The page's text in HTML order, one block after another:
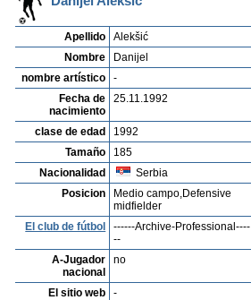
Apellido
Alekšić
Nombre
Danijel
nombre artístico
-
Fecha de
nacimiento
25.11.1992
clase de edad
1992
Tamaño
185
Nacionalidad
Serbia
Posicion
Medio campo,Defensive
midfielder
El club de fútbol
------Archive-Professional----
--
A-Jugador
nacional
no
El sitio web
-